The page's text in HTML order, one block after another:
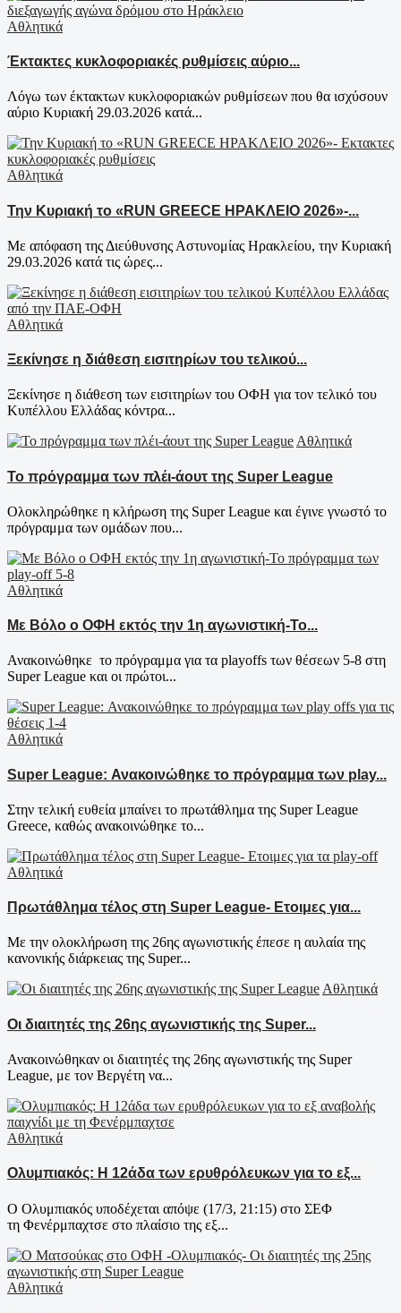
Αθλητικά
Έκτακτες κυκλοφοριακές ρυθμίσεις αύριο...
Λόγω των έκτακτων κυκλοφοριακών ρυθμίσεων που θα ισχύσουν
αύριο Κυριακή 29.03.2026 κατά...
Αθλητικά
Την Κυριακή το «RUN GREECE ΗΡΑΚΛΕΙΟ 2026»-...
Mε απόφαση της Διεύθυνσης Αστυνομίας Ηρακλείου, την Κυριακή
29.03.2026 κατά τις ώρες...
Αθλητικά
Ξεκίνησε η διάθεση εισιτηρίων του τελικού...
Ξεκίνησε η διάθεση των εισιτηρίων του ΟΦΗ για τον τελικό του
Κυπέλλου Ελλάδας κόντρα...
Αθλητικά
Το πρόγραμμα των πλέι-άουτ της Super League
Ολοκληρώθηκε η κλήρωση της Super League και έγινε γνωστό το
πρόγραμμα των ομάδων που...
Αθλητικά
Με Βόλο ο ΟΦΗ εκτός την 1η αγωνιστική-Το...
Ανακοινώθηκε το πρόγραμμα για τα playoffs των θέσεων 5-8 στη
Super League και οι πρώτοι...
Αθλητικά
Super League: Ανακοινώθηκε το πρόγραμμα των play...
Στην τελική ευθεία μπαίνει το πρωτάθλημα της Super League
Greece, καθώς ανακοινώθηκε το...
Αθλητικά
Πρωτάθλημα τέλος στη Super League- Ετοιμες για...
Με την ολοκλήρωση της 26ης αγωνιστικής έπεσε η αυλαία της
κανονικής διάρκειας της Super...
Αθλητικά
Οι διαιτητές της 26ης αγωνιστικής της Super...
Ανακοινώθηκαν οι διαιτητές της 26ης αγωνιστικής της Super
League, με τον Βεργέτη να...
Αθλητικά
Ολυμπιακός: Η 12άδα των ερυθρόλευκων για το εξ...
Ο Ολυμπιακός υποδέχεται απόψε (17/3, 21:15) στο ΣΕΦ
τη Φενέρμπαχτσε στο πλαίσιο της εξ...
Αθλητικά